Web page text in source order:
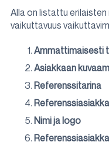
Alla on listattu
vaikuttavuus
Ammattimaisesti
Asiakkaan
Referenssitarina
Nimi ja logo